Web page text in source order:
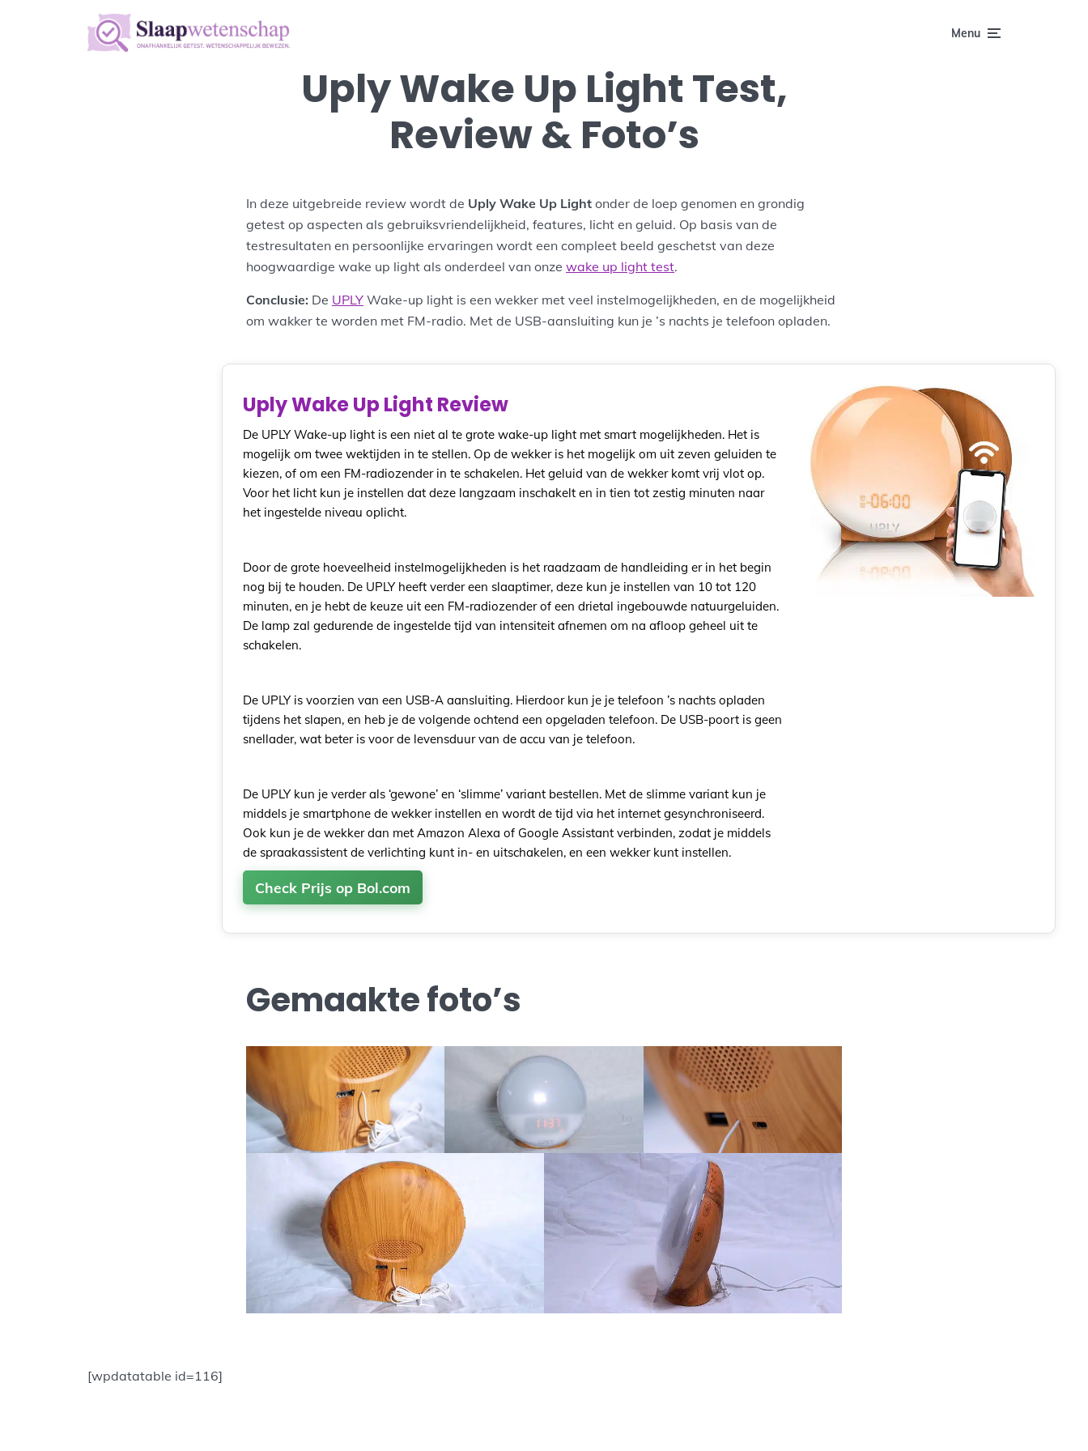
Menu
Uply Wake Up Light Test,
Review & Foto’s
In deze uitgebreide review wordt de Uply Wake Up Light onder de loep genomen en grondig
getest op aspecten als gebruiksvriendelijkheid, features, licht en geluid. Op basis van de
testresultaten en persoonlijke ervaringen wordt een compleet beeld geschetst van deze
hoogwaardige wake up light als onderdeel van onze wake up light test.
Conclusie: De UPLY Wake-up light is een wekker met veel instelmogelijkheden, en de mogelijkheid
om wakker te worden met FM-radio. Met de USB-aansluiting kun je ’s nachts je telefoon opladen.
Uply Wake Up Light Review
De UPLY Wake-up light is een niet al te grote wake-up light met smart mogelijkheden. Het is
mogelijk om twee wektijden in te stellen. Op de wekker is het mogelijk om uit zeven geluiden te
kiezen, of om een FM-radiozender in te schakelen. Het geluid van de wekker komt vrij vlot op.
Voor het licht kun je instellen dat deze langzaam inschakelt en in tien tot zestig minuten naar
het ingestelde niveau oplicht.
Door de grote hoeveelheid instelmogelijkheden is het raadzaam de handleiding er in het begin
nog bij te houden. De UPLY heeft verder een slaaptimer, deze kun je instellen van 10 tot 120
minuten, en je hebt de keuze uit een FM-radiozender of een drietal ingebouwde natuurgeluiden.
De lamp zal gedurende de ingestelde tijd van intensiteit afnemen om na afloop geheel uit te
schakelen.
De UPLY is voorzien van een USB-A aansluiting. Hierdoor kun je je telefoon ’s nachts opladen
tijdens het slapen, en heb je de volgende ochtend een opgeladen telefoon. De USB-poort is geen
snellader, wat beter is voor de levensduur van de accu van je telefoon.
De UPLY kun je verder als ‘gewone’ en ‘slimme’ variant bestellen. Met de slimme variant kun je
middels je smartphone de wekker instellen en wordt de tijd via het internet gesynchroniseerd.
Ook kun je de wekker dan met Amazon Alexa of Google Assistant verbinden, zodat je middels
de spraakassistent de verlichting kunt in- en uitschakelen, en een wekker kunt instellen.
Check Prijs op Bol.com
Gemaakte foto’s
[wpdatatable id=116]